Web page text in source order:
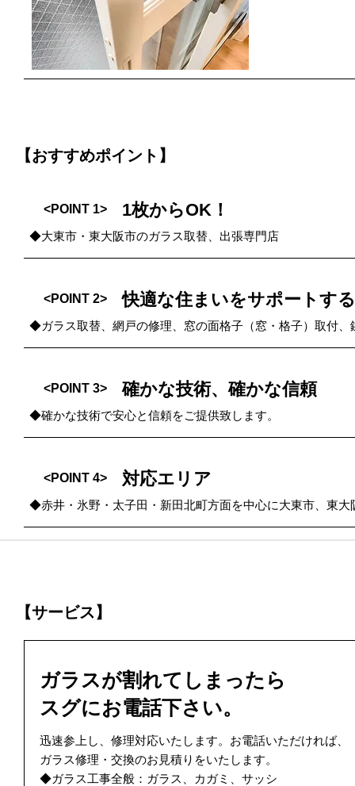
【おすすめポイント】
<POINT 1> 1枚からOK！
◆大東市・東大阪市のガラス取替、出張専門店
<POINT 2> 快適な住まいをサポートす
◆ガラス取替、網戸の修理、窓の面格子（窓・格子）取付
<POINT 3> 確かな技術、確かな信頼
◆確かな技術で安心と信頼をご提供致します。
<POINT 4> 対応エリア
◆赤井・氷野・太子田・新田北町方面を中心に大東市、東大
【サービス】
ガラスが割れてしまったら
スグにお電話下さい。
迅速参上し、修理対応いたします。お電話いただければ、
ガラス修理・交換のお見積りをいたします。
◆ガラス工事全般：ガラス、カガミ、サッシ